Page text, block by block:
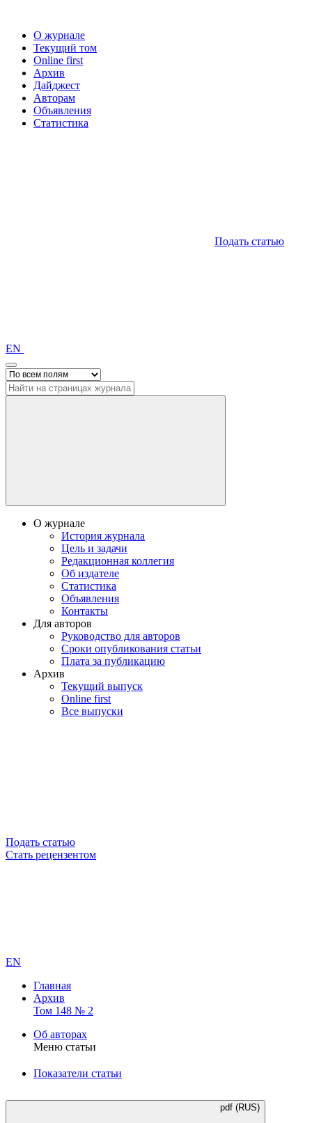
О журнале
Текущий том
Online first
Архив
Дайджест
Авторам
Объявления
Статистика
Подать статью
EN
О журнале
История журнала
Цель и задачи
Редакционная коллегия
Об издателе
Статистика
Объявления
Контакты
Для авторов
Руководство для авторов
Сроки опубликования статьи
Плата за публикацию
Архив
Текущий выпуск
Online first
Все выпуски
Подать статью
Стать рецензентом
EN
Главная
Архив
Том 148 № 2
Об авторах
Меню статьи
Показатели статьи
pdf (RUS)